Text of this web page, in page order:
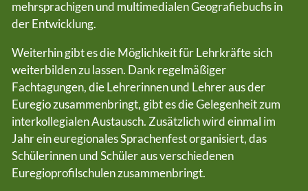
mehrsprachigen und multimedialen Geografiebuchs in
der Entwicklung.
Weiterhin gibt es die Möglichkeit für Lehrkräfte sich
weiterbilden zu lassen. Dank regelmäßiger
Fachtagungen, die Lehrerinnen und Lehrer aus der
Euregio zusammenbringt, gibt es die Gelegenheit zum
interkollegialen Austausch. Zusätzlich wird einmal im
Jahr ein euregionales Sprachenfest organisiert, das
Schülerinnen und Schüler aus verschiedenen
Euregioprofilschulen zusammenbringt.